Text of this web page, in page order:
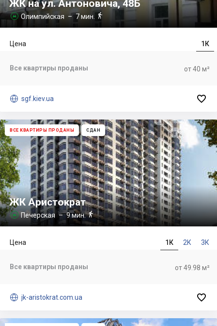
ЖК на ул. Антоновича, 48Б
 Олимпийская – 7 мин. 
1К
Цена
от 40 м²
Все квартиры проданы
 sgf.kiev.ua 
ВСЕ КВАРТИРЫ ПРОДАНЫ СДАН
ЖК Аристократ
 Печерская – 9 мин.
1К 2К 3К
Цена
от 49.98 м²
Все квартиры проданы
 jk-aristokrat.com.ua 